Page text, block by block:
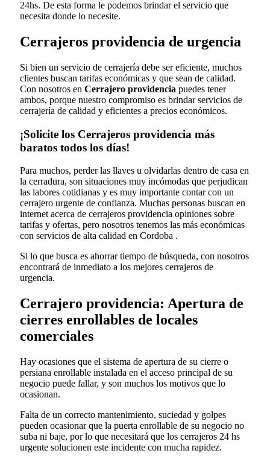
24hs. De esta forma le podemos brindar el servicio que
necesita donde lo necesite.
Cerrajeros providencia de urgencia
Si bien un servicio de cerrajería debe ser eficiente, muchos
clientes buscan tarifas económicas y que sean de calidad.
Con nosotros en Cerrajero providencia puedes tener
ambos, porque nuestro compromiso es brindar servicios de
cerrajería de calidad y eficientes a precios económicos.
¡Solicite los Cerrajeros providencia más
baratos todos los días!
Para muchos, perder las llaves u olvidarlas dentro de casa en
la cerradura, son situaciones muy incómodas que perjudican
las labores cotidianas y es muy importante contar con un
cerrajero urgente de confianza. Muchas personas buscan en
internet acerca de cerrajeros providencia opiniones sobre
tarifas y ofertas, pero nosotros tenemos las más económicas
con servicios de alta calidad en Cordoba .
Si lo que busca es ahorrar tiempo de búsqueda, con nosotros
encontrará de inmediato a los mejores cerrajeros de
urgencia.
Cerrajero providencia: Apertura de
cierres enrollables de locales
comerciales
Hay ocasiones que el sistema de apertura de su cierre o
persiana enrollable instalada en el acceso principal de su
negocio puede fallar, y son muchos los motivos que lo
ocasionan.
Falta de un correcto mantenimiento, suciedad y golpes
pueden ocasionar que la puerta enrollable de su negocio no
suba ni baje, por lo que necesitará que los cerrajeros 24 hs
urgente solucionen este incidente con mucha rapidez.